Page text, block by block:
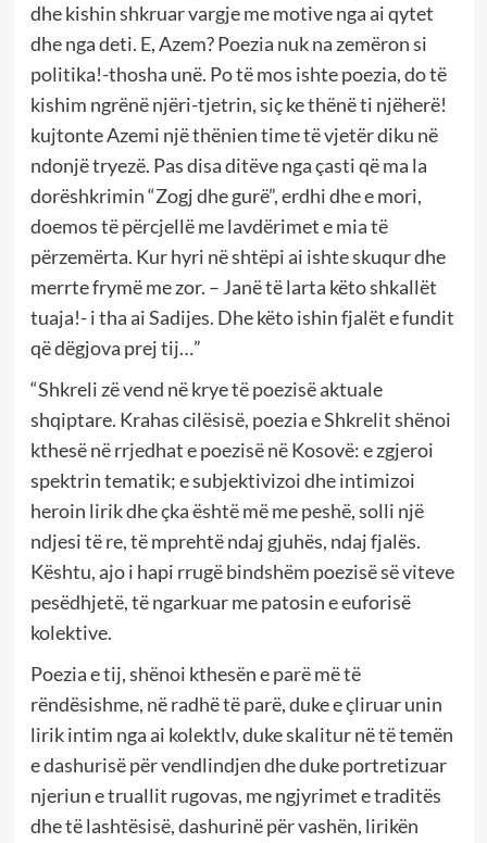
dhe kishin shkruar vargje me motive nga ai qytet
dhe nga deti. E, Azem? Poezia nuk na zemëron si
politika!-thosha unë. Po të mos ishte poezia, do të
kishim ngrënë njëri-tjetrin, siç ke thënë ti njëherë!
kujtonte Azemi një thënien time të vjetër diku në
ndonjë tryezë. Pas disa ditëve nga çasti që ma la
dorëshkrimin “Zogj dhe gurë”, erdhi dhe e mori,
doemos të përcjellë me lavdërimet e mia të
përzemërta. Kur hyri në shtëpi ai ishte skuqur dhe
merrte frymë me zor. – Janë të larta këto shkallët
tuaja!- i tha ai Sadijes. Dhe këto ishin fjalët e fundit
që dëgjova prej tij…”
“Shkreli zë vend në krye të poezisë aktuale
shqiptare. Krahas cilësisë, poezia e Shkrelit shënoi
kthesë në rrjedhat e poezisë në Kosovë: e zgjeroi
spektrin tematik; e subjektivizoi dhe intimizoi
heroin lirik dhe çka është më me peshë, solli një
ndjesi të re, të mprehtë ndaj gjuhës, ndaj fjalës.
Kështu, ajo i hapi rrugë bindshëm poezisë së viteve
pesëdhjetë, të ngarkuar me patosin e euforisë
kolektive.
Poezia e tij, shënoi kthesën e parë më të
rëndësishme, në radhë të parë, duke e çliruar unin
lirik intim nga ai kolektlv, duke skalitur në të temën
e dashurisë për vendlindjen dhe duke portretizuar
njeriun e truallit rugovas, me ngjyrimet e traditës
dhe të lashtësisë, dashurinë për vashën, lirikën